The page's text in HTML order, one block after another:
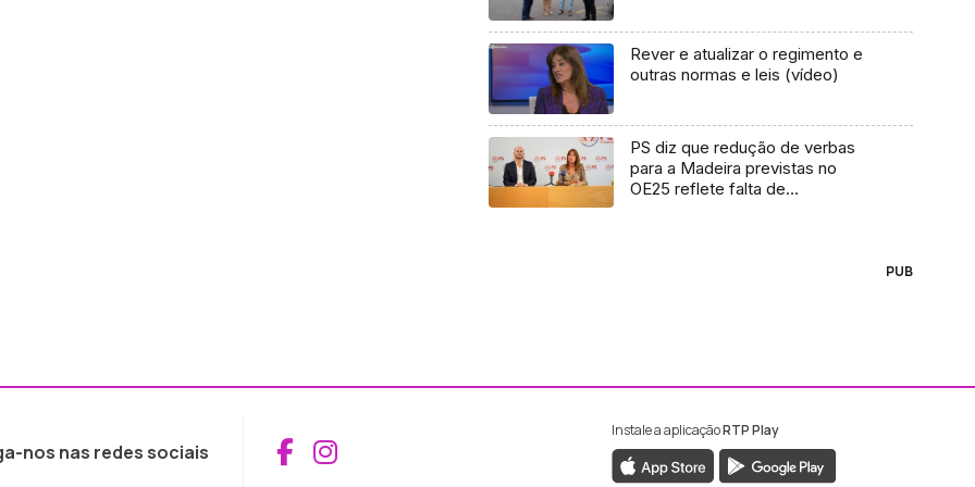
Rever e atualizar o regimento e
outras normas e leis (vídeo)
PS diz que redução de verbas
para a Madeira previstas no
OE25 reflete falta de
PUB
nos nas redes sociais Aceder ao Facebook da RTP Madeira
Aceder ao Instagram da RTP Madeira
Instale a aplicaçãoRTP Play